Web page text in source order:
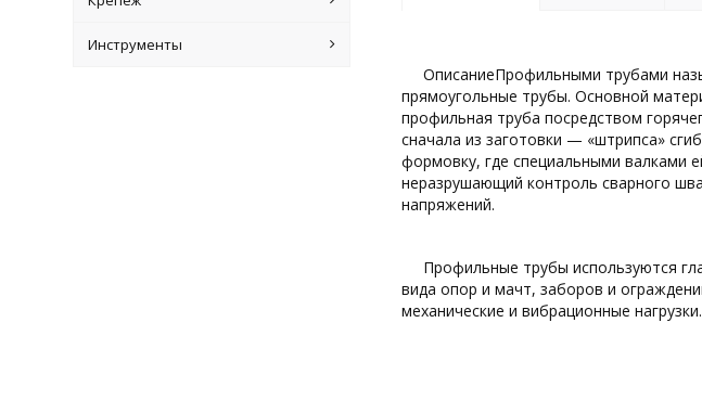
Инструменты
ОписаниеПрофильными трубами
прямоугольные трубы. Основной
профильная труба посредством
сначала из заготовки — «штрипса»
формовку, где специальными валками
неразрушающий контроль сварного
напряжений.
Профильные трубы используются
вида опор и мачт, заборов и
механические и вибрационные нагрузки.